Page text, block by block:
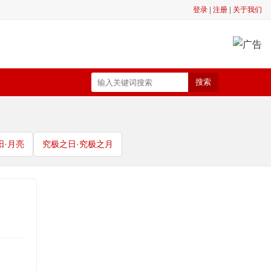
登录 注册 关于我们
搜索
·月亮 究极之日·究极之月